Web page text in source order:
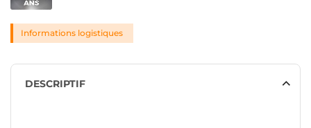
Informations logistiques
DESCRIPTIF